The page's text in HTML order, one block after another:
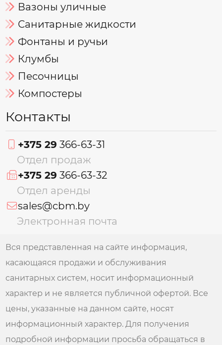
Вазоны уличные
Санитарные жидкости
Фонтаны и ручьи
Клумбы
Песочницы
Компостеры
Контакты
+375 29 366-63-31
Отдел продаж
+375 29 366-63-32
Отдел аренды
sales@cbm.by
Электронная почта
Вся представленная на сайте информация,
касающаяся продажи и обслуживания
санитарных систем, носит информационный
характер и не является публичной офертой. Все
цены, указанные на данном сайте, носят
информационный характер. Для получения
подробной информации просьба обращаться в